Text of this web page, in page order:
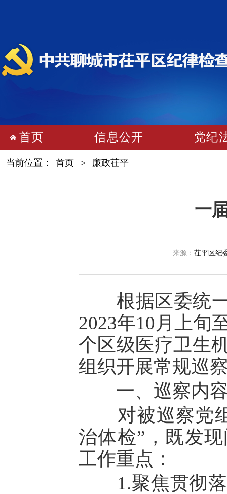
首页 信息公开 党纪
当前位置： 首页 > 廉政茌平
一
来源： 茌平区纪
根据区委统一
2023年10月上旬
个区级医疗卫生
组织开展常规巡
一、巡察内
对被巡察党组
治体检”，既发
工作重点：
1.聚焦贯彻落